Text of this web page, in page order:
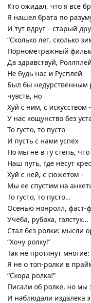
Кто ожидал, что я все
Я нашел брата по
И тут вдруг – старый
“Сколько лет, сколько
Порнометражный
Да здравствуй,
Не будь нас и Русплей
Был бы недурственным
чувств, но
Хуй с ним, с искусством -
У нас кощунство без
То густо, то пусто
И пусть с нами успех
Но мы не в ту степь, что
Наш путь, где несут
Хуй с ней, с сюжетом -
Мы ее спустим на
То густо, то пусто…
Осенью нонролл, фаст-
Учёба, рубаха, галстук…
Стал без ролки: мысли
“Хочу ролку!”
Так не протянут многие:
Я не о топ-ролки в
“Скора ролка!”
Писали об ролке, но мы
И наблюдали издалека